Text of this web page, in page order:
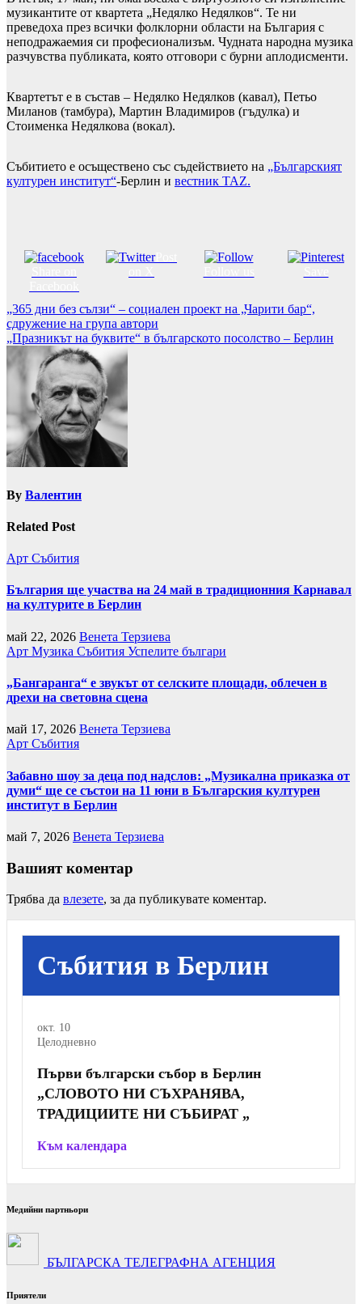
музикантите от квартета „Недялко Недялков“. Те ни
преведоха през всички фолклорни области на България с
неподражаемия си професионализъм. Чудната народна музика
разчувства публиката, която отговори с бурни аплодисменти.
Квартетът е в състав – Недялко Недялков (кавал), Петьо
Миланов (тамбура), Мартин Владимиров (гъдулка) и
Стоименка Недялкова (вокал).
Събитието е осъществено със съдействието на „Българският
културен институт“-Берлин и вестник TAZ.
Post
Навигация
„365 дни без сълзи“ – социален проект на „Чарити бар“,
сдружение на група автори
„Празникът на буквите“ в българското посолство – Берлин
By Валентин
Related Post
Арт Събития
България ще участва на 24 май в традиционния Карнавал
на културите в Берлин
май 22, 2026 Венета Терзиева
Арт Музика Събития Успелите българи
„Бангаранга“ е звукът от селските площади, облечен в
дрехи на световна сцена
май 17, 2026 Венета Терзиева
Арт Събития
Забавно шоу за деца под надслов: „Музикална приказка от
думи“ ще се състои на 11 юни в Българския културен
институт в Берлин
май 7, 2026 Венета Терзиева
Вашият коментар
Трябва да влезете, за да публикувате коментар.
Събития в Берлин
окт. 10
Целодневно
Първи български събор в Берлин
„СЛОВОТО НИ СЪХРАНЯВА,
ТРАДИЦИИТЕ НИ СЪБИРАТ „
Към календара
Медийни партньори
БЪЛГАРСКА ТЕЛЕГРАФНА АГЕНЦИЯ
Приятели